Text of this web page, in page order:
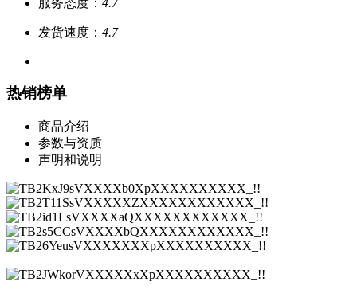
发货速度： 4.7
热销榜单
商品介绍
参数与资质
声明和说明